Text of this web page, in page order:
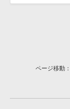
ページ移動：